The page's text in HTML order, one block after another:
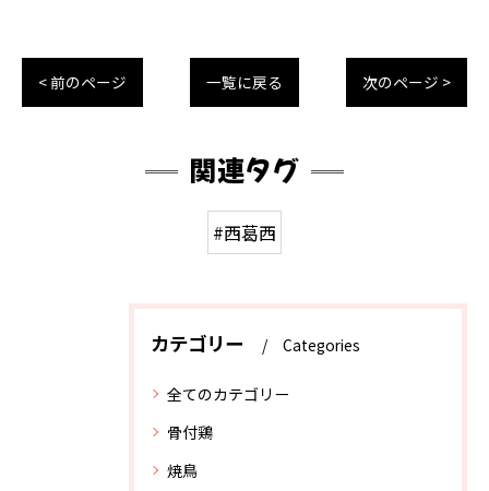
< 前のページ 一覧に戻る 次のページ >
関連タグ
#西葛西
カテゴリー Categories
全てのカテゴリー
骨付鶏
焼鳥